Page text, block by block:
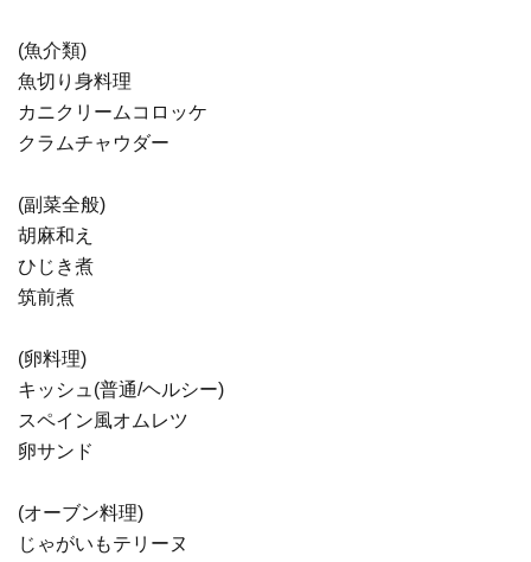
(魚介類)
魚切り身料理
カニクリームコロッケ
クラムチャウダー
(副菜全般)
胡麻和え
ひじき煮
筑前煮
(卵料理)
キッシュ(普通/ヘルシー)
スペイン風オムレツ
卵サンド
(オーブン料理)
じゃがいもテリーヌ